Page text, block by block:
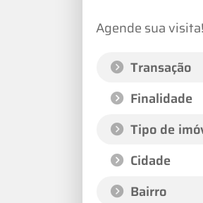
Agende sua visita!
Transação
Finalidade
Tipo de
Cidade
Bairro